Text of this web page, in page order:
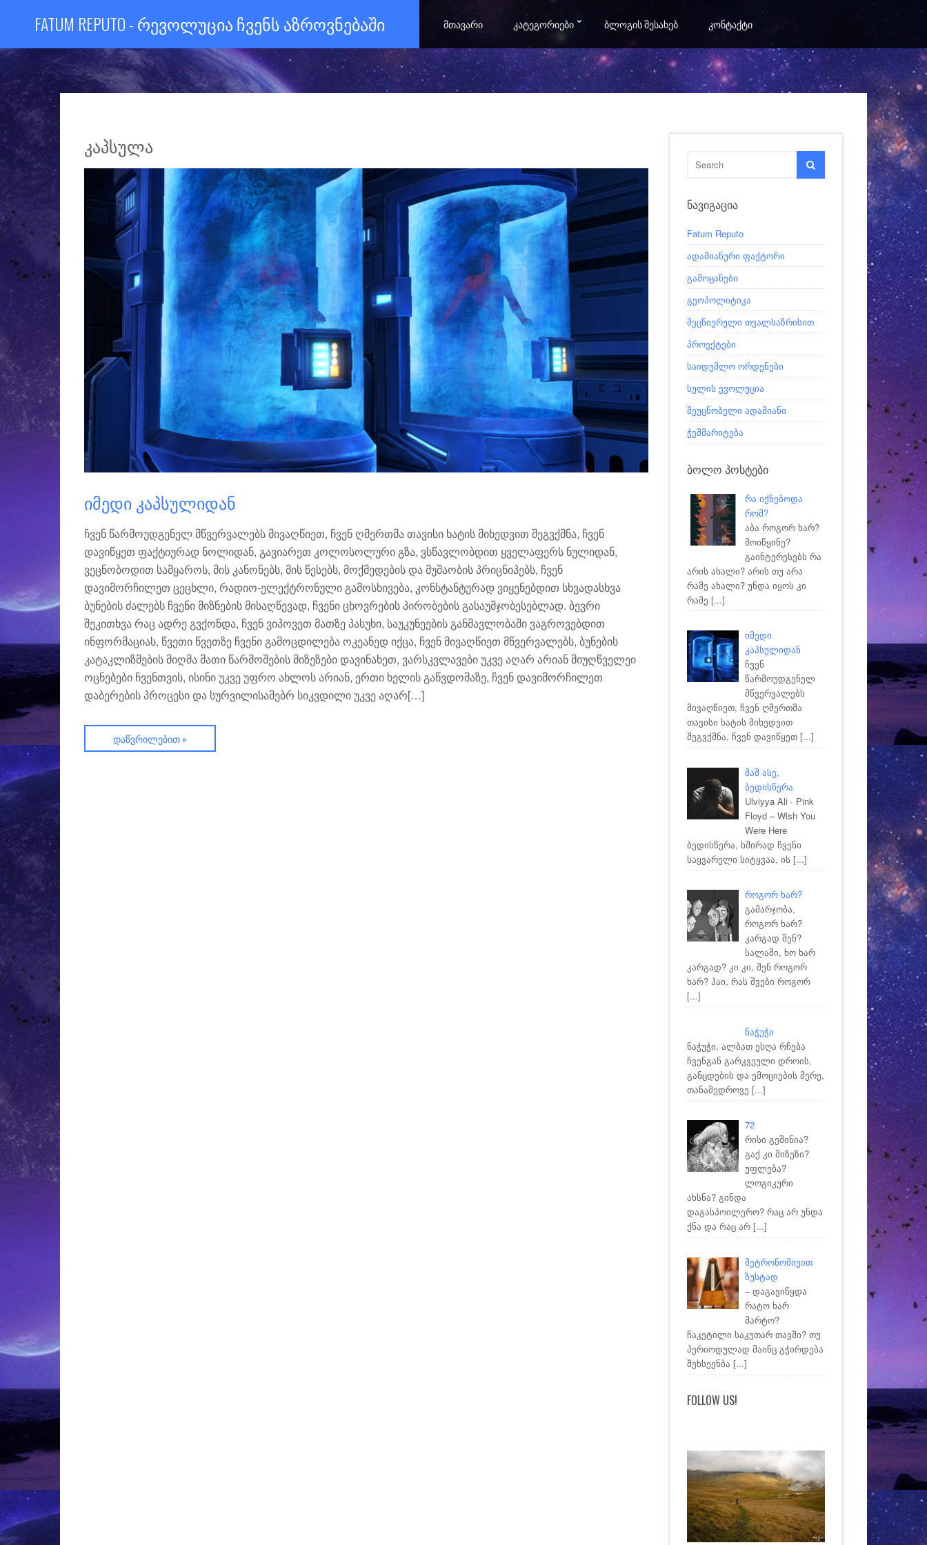
FATUM REPUTO - ᲠᲔᲕᲝᲚᲣᲪᲘᲐ ᲩᲕᲔᲜᲡ ᲐᲖᲠᲝᲕᲜᲔᲑᲐᲨᲘ ᲛᲗᲐᲕᲐᲠᲘ ᲙᲐᲢᲔᲒᲝᲠᲘᲔᲑᲘ ᲑᲚᲝᲒᲘᲡ ᲨᲔᲡᲐᲮᲔᲑ ᲙᲝᲜᲢᲐᲥᲢᲘ
ᲙᲐᲞᲡᲣᲚᲐ
ᲘᲛᲔᲓᲘ ᲙᲐᲞᲡᲣᲚᲘᲓᲐᲜ
ჩვენ წარმოუდგენელ მწვერვალებს მივაღწიეთ, ჩვენ ღმერთმა თავისი ხატის მიხედვით შეგვქმნა, ჩვენ
დავიწყეთ ფაქტიურად ნოლიდან, გავიარეთ კოლოსოლური გზა, ვსწავლობდით ყველაფერს ნულიდან,
ვეცნობოდით სამყაროს, მის კანონებს, მის წესებს, მოქმედების და მუშაობის პრიცნიპებს, ჩვენ
დავიმორჩილეთ ცეცხლი, რადიო-ელექტრონული გამოსხივება, კონსტანტურად ვიყენებდით სხვადასხვა
ბუნების ძალებს ჩვენი მიზნების მისაღწევად, ჩვენი ცხოვრების პირობების გასაუმჯობესებლად. ბევრი
შეკითხვა რაც ადრე გვქონდა, ჩვენ ვიპოვეთ მათზე პასუხი, საუკუნეების განმავლობაში ვაგროვებდით
ინფორმაციას, წვეთი წვეთზე ჩვენი გამოცდილება ოკეანედ იქცა, ჩვენ მივაღწიეთ მწვერვალებს, ბუნების
კატაკლიზმების მიღმა მათი წარმოშების მიზეზები დავინახეთ, ვარსკვლავები უკვე აღარ არიან მიუღწველეი
ოცნებები ჩვენთვის, ისინი უკვე უფრო ახლოს არიან, ერთი ხელის გაწვდომაზე, ჩვენ დავიმორჩილეთ
დაბერების პროცესი და სურვილისამებრ სიკვდილი უკვე აღარ[…]
ᲓᲐᲬᲕᲠᲘᲚᲔᲑᲘᲗ »
ᲜᲐᲕᲘᲒᲐᲪᲘᲐ
Fatum Reputo
ადამიანური ფაქტორი
გამოცანები
გეოპოლიტიკა
მეცნიერული თვალსაზრისით
პროექტები
საიდუმლო ორდენები
სულის ევოლუცია
შეუცნობელი ადამიანი
ჭეშმარიტება
ᲑᲝᲚᲝ ᲞᲝᲡᲢᲔᲑᲘ
რა იქნებოდა
რომ?
აბა როგორ ხარ?
მოიწყინე?
გაინტერესებს რა
არის ახალი? არის თუ არა
რამე ახალი? უნდა იყოს კი
რამე [...]
იმედი
კაპსულიდან
ჩვენ
წარმოუდგენელ
მწვერვალებს
მივაღწიეთ, ჩვენ ღმერთმა
თავისი ხატის მიხედვით
შეგვქმნა, ჩვენ დავიწყეთ [...]
მაშ ასე,
ბედისწერა
Ulviyya Ali · Pink
Floyd – Wish You
Were Here
ბედისწერა, ხშირად ჩვენი
საყვარელი სიტყვაა, ის [...]
როგორ ხარ?
გამარჯობა,
როგორ ხარ?
კარგად შენ?
სალამი, ხო ხარ
კარგად? კი კი, შენ როგორ
ხარ? ჰაი, რას შვები როგორ
[...]
ნაჭუჭი
ნაჭუჭი, ალბათ ესღა რჩება
ჩვენგან გარკვეული დროის,
განცდების და ემოციების მერე,
თანამედროვე [...]
72
რისი გეშინია?
გაქ კი მიზეზი?
უფლება?
ლოგიკური
ახსნა? გინდა
დაგასპოილერო? რაც არ უნდა
ქნა და რაც არ [...]
მეტრონომივით
ზუსტად
– დაგავიწყდა
რატო ხარ
მარტო?
ჩაკეტილი საკუთარ თავში? თუ
პერიოდულად მაინც გჭირდება
შეხსეენბა [...]
FOLLOW US!